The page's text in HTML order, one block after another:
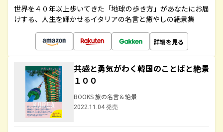
世界を４０年以上歩いてきた「地球の歩き方」があなたにお届
けする、人生を輝かせるイタリアの名言と癒やしの絶景集
詳細を見る
共感と勇気がわく韓国のことばと絶景
１００
BOOKS 旅の名言＆絶景
2022.11.04 発売